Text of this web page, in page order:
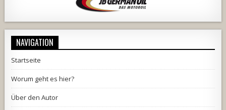
NAVIGATION
Startseite
Worum geht es hier?
Über den Autor